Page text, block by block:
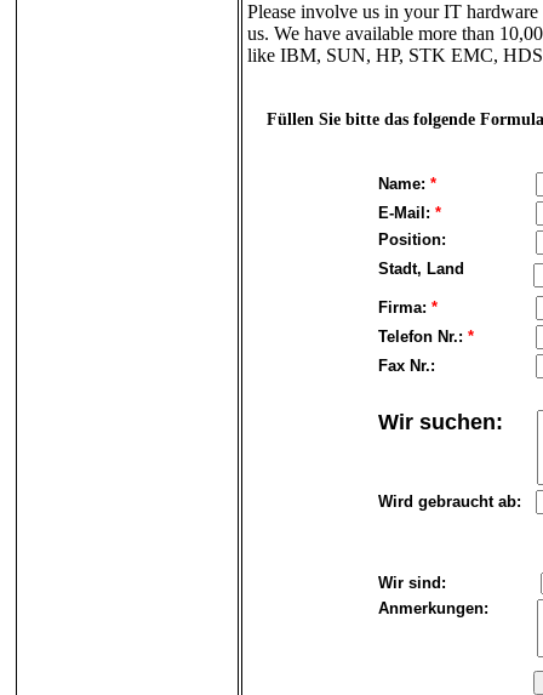
Please involve us in your IT
us. We have available more than
like IBM, SUN, HP, STK EMC,
Füllen Sie bitte das folgende
Name: *
E-Mail: *
Position:
Stadt, Land
Firma: *
Telefon Nr.: *
Fax Nr.:
Wir suchen:
Wird gebraucht ab:
Wir sind:
Anmerkungen: